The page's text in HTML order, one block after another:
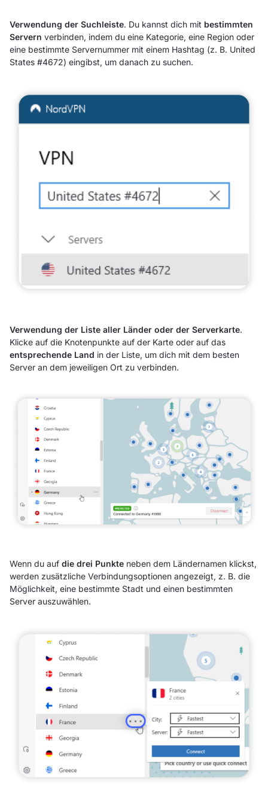
Verwendung der Suchleiste. Du kannst dich mit bestimmten
Servern verbinden, indem du eine Kategorie, eine Region oder
eine bestimmte Servernummer mit einem Hashtag (z. B. United
States #4672) eingibst, um danach zu suchen.
Verwendung der Liste aller Länder oder der Serverkarte.
Klicke auf die Knotenpunkte auf der Karte oder auf das
entsprechende Land in der Liste, um dich mit dem besten
Server an dem jeweiligen Ort zu verbinden.
Wenn du auf die drei Punkte neben dem Ländernamen klickst,
werden zusätzliche Verbindungsoptionen angezeigt, z. B. die
Möglichkeit, eine bestimmte Stadt und einen bestimmten
Server auszuwählen.